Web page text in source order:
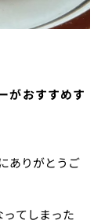
がおすすめす
ありがとうご
てしまった